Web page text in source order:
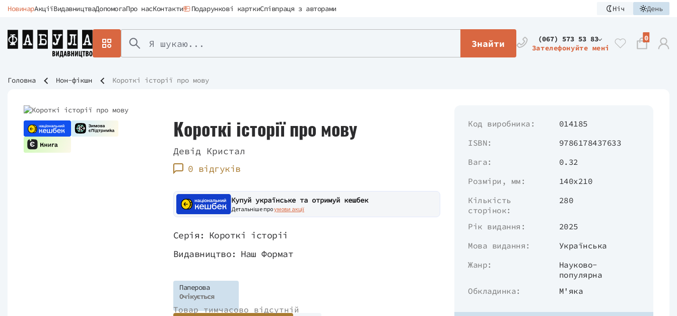
НовинарАкціїВидавництваДопомогаПро насКонтакти Подарункові карткиСпівпраця з авторами Ніч День
Знайти
(067) 573 53 83
Зателефонуйте мені
0
Головна Нон-фікшн Короткі історії про мову
Короткі історії про мову
Девід Кристал
0 відгуків
Купуй українське та отримуй кешбек
Детальніше проумови акції
Серія: Короткі історіі
Видавництво: Наш Формат
Паперова
Очікується
Товар тимчасово відсутній
Код виробника:
014185
ISBN:
9786178437633
Вага:
0.32
Розміри, мм:
140х210
Кількість
сторінок:
280
Рік видання:
2025
Мова видання:
Українська
Жанр:
Науково-
популярна
Обкладинка:
М'яка